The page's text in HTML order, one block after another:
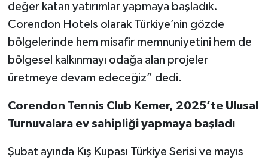
değer katan yatırımlar yapmaya başladık.
Corendon Hotels olarak Türkiye’nin gözde
bölgelerinde hem misafir memnuniyetini hem de
bölgesel kalkınmayı odağa alan projeler
üretmeye devam edeceğiz” dedi.
Corendon Tennis Club Kemer, 2025’te Ulusal
Turnuvalara ev sahipliği yapmaya başladı
Şubat ayında Kış Kupası Türkiye Serisi ve mayıs